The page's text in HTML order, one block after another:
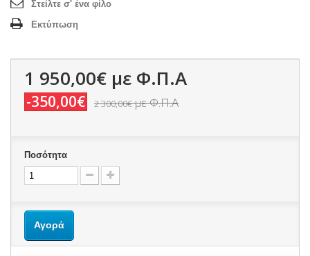
Στείλτε σ' ένα φίλο
Εκτύπωση
1 950,00€ με Φ.Π.Α
-350,00€ 2 300,00€με Φ.Π.Α
Ποσότητα
Αγορά